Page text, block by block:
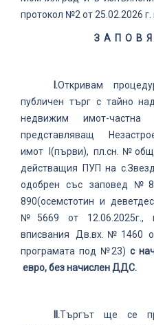
протокол №2 от 25.02.2026
З А П О В
І.Откривам
публичен търг с тайно
недвижим имот-частна
представляващ
имот І(първи),
действащия ПУП на
одобрен със заповед
890(осемстотин и
№5669 от 12.06.2025г.,
вписвания Дв.вх.№1460
програмата под №23)с
евро, без начислен ДДС.
ІІ.Търгът ще се